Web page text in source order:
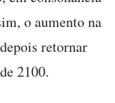
o aumento na
retornar
2100.